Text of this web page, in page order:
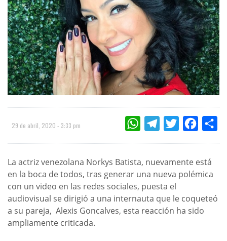
29 de abril, 2020 - 3:33 pm WHATSAPPTELEGRAMTWITTER
La actriz venezolana Norkys Batista, nuevamente está
en la boca de todos, tras generar una nueva polémica
con un video en las redes sociales, puesta el
audiovisual se dirigió a una internauta que le coqueteó
a su pareja, Alexis Goncalves, esta reacción ha sido
ampliamente criticada.